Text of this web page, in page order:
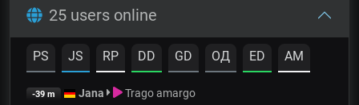
25 users online
PS JS RP DD GD OД ED AM
-39 m Jana Trago amargo